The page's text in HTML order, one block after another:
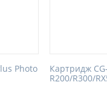
Photo
Картридж
R200/R300/